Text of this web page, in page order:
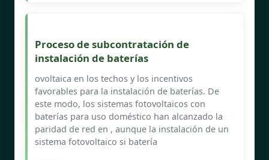
Proceso de subcontratación de
instalación de baterías
ovoltaica en los techos y los incentivos
favorables para la instalación de baterías. De
este modo, los sistemas fotovoltaicos con
baterías para uso doméstico han alcanzado la
paridad de red en , aunque la instalación de un
sistema fotovoltaico si batería